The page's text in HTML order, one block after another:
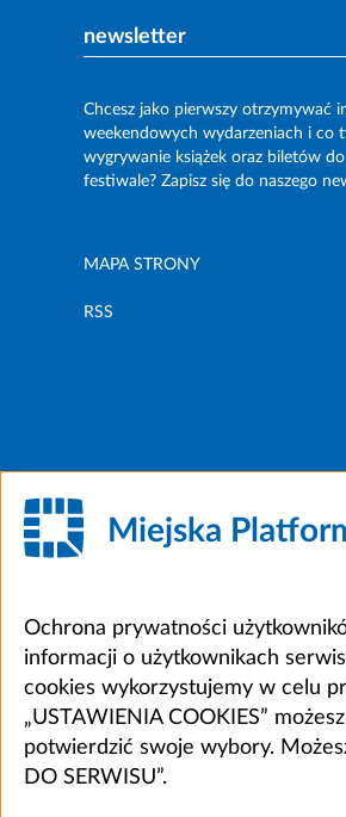
newsletter
Chcesz jako pierwszy otrzymywać
weekendowych wydarzeniach i co
wygrywanie książek oraz biletów
festiwale? Zapisz się do naszego
MAPA STRONY
RSS
Miejska
Ochrona prywatności
informacji o użytkownikach
cookies wykorzystujemy w celu
„USTAWIENIA COOKIES”
potwierdzić swoje wybory.
DO SERWISU”.